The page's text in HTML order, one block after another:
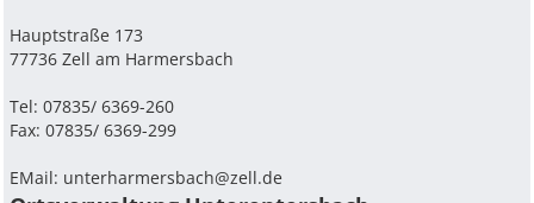
Hauptstraße 173
77736 Zell am Harmersbach
Tel: 07835/ 6369-260
Fax: 07835/ 6369-299
EMail: unterharmersbach@zell.de